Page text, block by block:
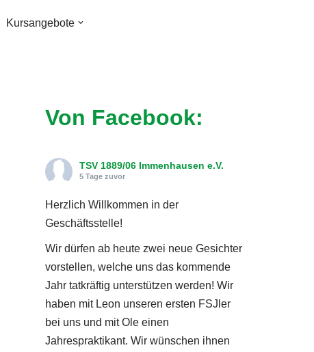
Kursangebote
Von Facebook:
TSV 1889/06 Immenhausen e.V.
5 Tage zuvor
Herzlich Willkommen in der
Geschäftsstelle!
Wir dürfen ab heute zwei neue Gesichter
vorstellen, welche uns das kommende
Jahr tatkräftig unterstützen werden! Wir
haben mit Leon unseren ersten FSJler
bei uns und mit Ole einen
Jahrespraktikant. Wir wünschen ihnen